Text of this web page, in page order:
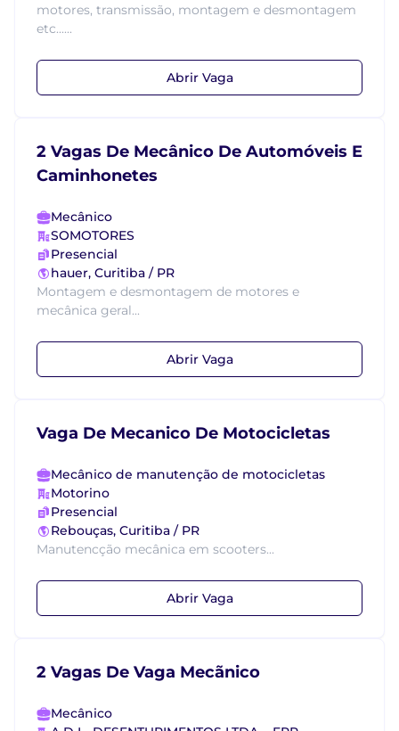
motores, transmissão, montagem e desmontagem
etc......
Abrir Vaga
2 Vagas De Mecânico De Automóveis E
Caminhonetes
Mecânico
SOMOTORES
Presencial
hauer, Curitiba / PR
Montagem e desmontagem de motores e
mecânica geral...
Abrir Vaga
Vaga De Mecanico De Motocicletas
Mecânico de manutenção de motocicletas
Motorino
Presencial
Rebouças, Curitiba / PR
Manutencção mecânica em scooters...
Abrir Vaga
2 Vagas De Vaga Mecãnico
Mecânico